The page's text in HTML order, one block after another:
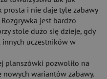
prosta i nie daje tyle zabawy
jest bardzo
stole dużo się dzieje, gdy
innych uczestników w
planszówki pozwoliło na
wariantów zabawy.